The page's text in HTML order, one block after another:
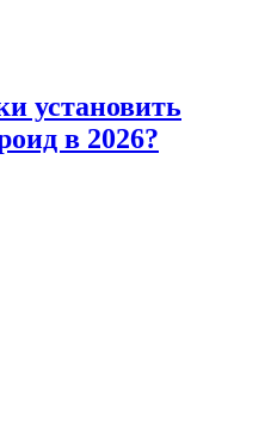
установить
в 2026?